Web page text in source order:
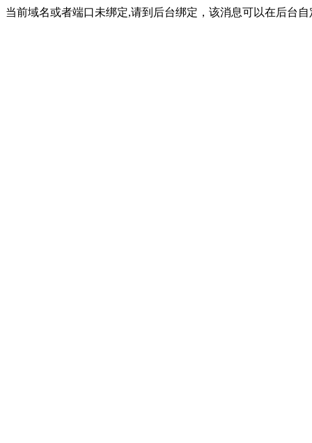
当前域名或者端口未绑定,请到后台绑定，该消息可以在后台自